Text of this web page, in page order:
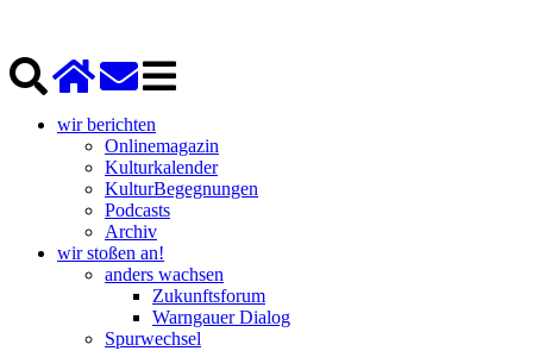
wir berichten
Onlinemagazin
Kulturkalender
KulturBegegnungen
Podcasts
Archiv
wir stoßen an!
anders wachsen
Zukunftsforum
Warngauer Dialog
Spurwechsel